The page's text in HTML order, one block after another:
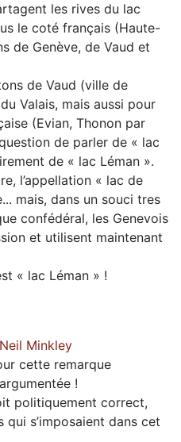
les rives du lac
le coté français (Haute-
de Genève, de Vaud et
de Vaud (ville de
Valais, mais aussi pour
(Evian, Thonon par
de parler de « lac
de « lac Léman ».
l’appellation « lac de
mais, dans un souci tres
confédéral, les Genevois
et utilisent maintenant
« lac Léman » !
Minkley
cette remarque
!
politiquement correct,
s’imposaient dans cet